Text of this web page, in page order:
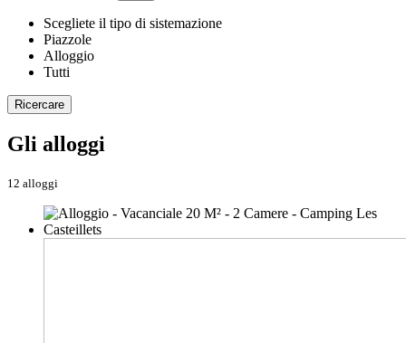
Scegliete il tipo di sistemazione
Piazzole
Alloggio
Tutti
Ricercare
Gli alloggi
12 alloggi